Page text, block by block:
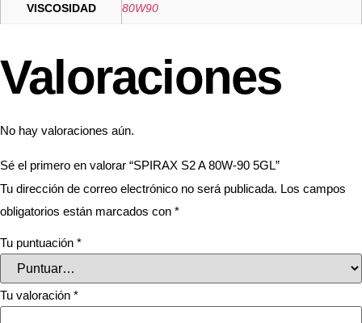
VISCOSIDAD 80W90
Valoraciones
No hay valoraciones aún.
Sé el primero en valorar “SPIRAX S2 A 80W-90 5GL”
Tu dirección de correo electrónico no será publicada. Los campos
obligatorios están marcados con *
Tu puntuación *
Tu valoración *